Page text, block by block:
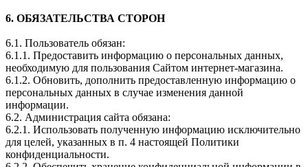
6. ОБЯЗАТЕЛЬСТВА СТОРОН
6.1. Пользователь обязан:
6.1.1. Предоставить информацию о персональных данных,
необходимую для пользования Сайтом интернет-магазина.
6.1.2. Обновить, дополнить предоставленную информацию о
персональных данных в случае изменения данной
информации.
6.2. Администрация сайта обязана:
6.2.1. Использовать полученную информацию исключительно
для целей, указанных в п. 4 настоящей Политики
конфиденциальности.